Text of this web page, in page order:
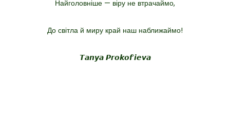
Найголовніше — віру не втрачаймо,
До світла й миру край наш наближаймо!
𝙏𝙖𝙣𝙮𝙖 𝙋𝙧𝙤𝙠𝙤𝙛ʼ𝙞𝙚𝙫𝙖